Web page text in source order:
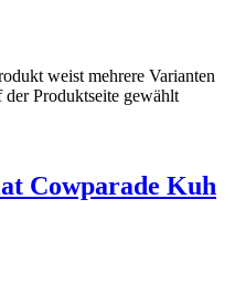
weist mehrere Varianten
Produktseite gewählt
Cowparade Kuh